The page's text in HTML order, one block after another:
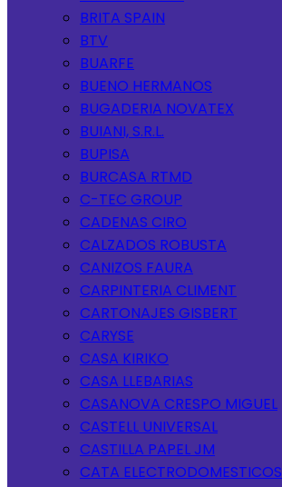
BRITA SPAIN
BTV
BUARFE
BUENO HERMANOS
BUGADERIA NOVATEX
BUIANI, S.R.L.
BUPISA
BURCASA RTMD
C-TEC GROUP
CADENAS CIRO
CALZADOS ROBUSTA
CANIZOS FAURA
CARPINTERIA CLIMENT
CARTONAJES GISBERT
CARYSE
CASA KIRIKO
CASA LLEBARIAS
CASANOVA CRESPO MIGUEL
CASTELL UNIVERSAL
CASTILLA PAPEL JM
CATA ELECTRODOMESTICOS